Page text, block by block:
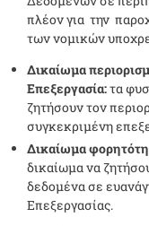
πλέον για την
των νομικών
Δικαίωμα
Επεξεργασία:τα
ζητήσουν τον
συγκεκριμένη
Δικαίωμα
δικαίωμα να
δεδομένα σε
Επεξεργασίας.